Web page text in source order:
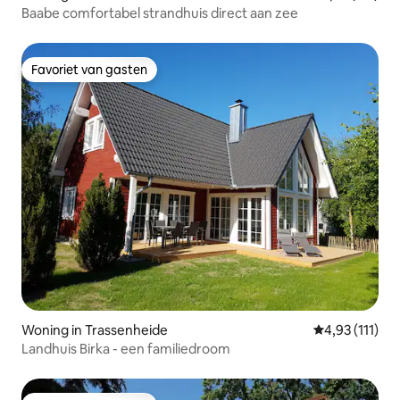
Baabe comfortabel strandhuis direct aan zee
Favoriet van gasten
Favoriet van gasten
Woning in Trassenheide Gemiddelde
4,93 (111)
Landhuis Birka - een familiedroom